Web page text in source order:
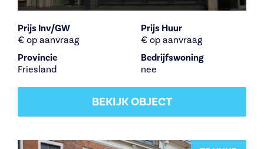
Prijs Inv/GW
€ op aanvraag
Prijs Huur
€ op aanvraag
Provincie
Friesland
Bedrijfswoning
nee
BEKIJK OBJECT